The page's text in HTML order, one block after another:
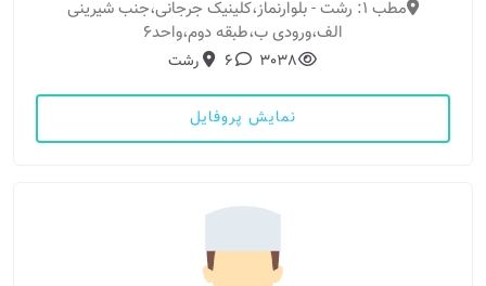
مطب 1: رشت - بلوارنماز،کلینیک جرجانی،جنب شیرینی
الف،ورودی ب،طبقه دوم،واحد۶
3038
6 رشت
نمایش پروفایل